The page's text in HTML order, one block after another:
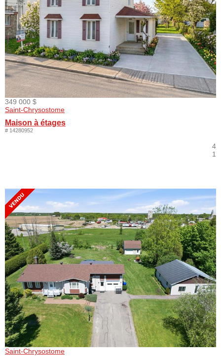
349 000 $
Saint-Chrysostome
Maison à étages
# 14280952
4
1
Saint-Chrysostome